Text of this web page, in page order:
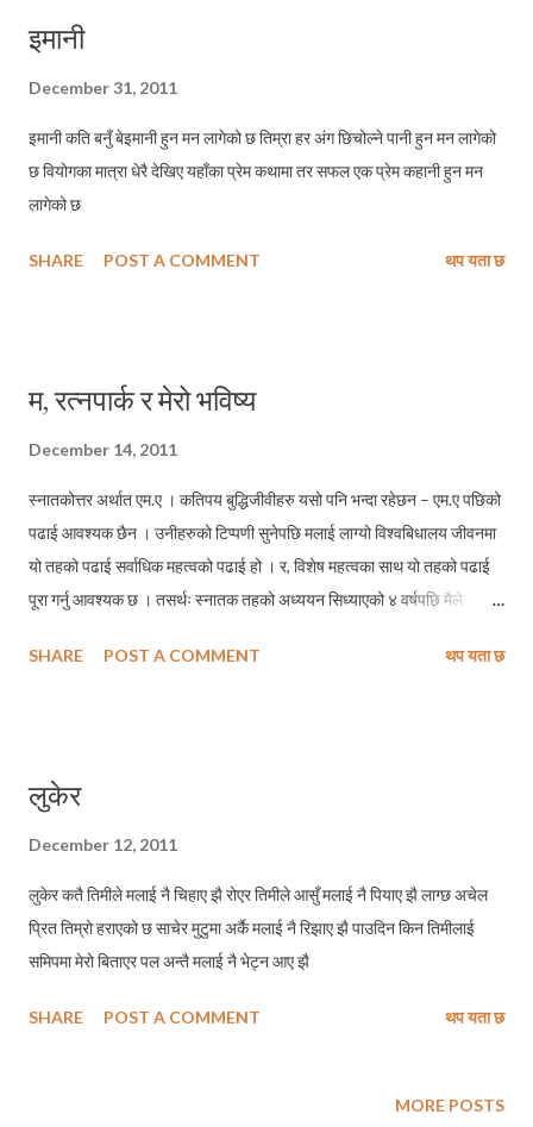
इमानी
December 31, 2011
इमानी कति बनुँ बेइमानी हुन मन लागेको छ तिम्रा हर अंग छिचोल्ने पानी हुन मन लागेको
छ वियोगका मात्रा धेरै देखिए यहाँका प्रेम कथामा तर सफल एक प्रेम कहानी हुन मन
लागेको छ
SHARE POST A COMMENT थप यता छ
म, रत्नपार्क र मेरो भविष्य
December 14, 2011
स्नातकोत्तर अर्थात एम.ए । कतिपय बुद्धिजीवीहरु यसो पनि भन्दा रहेछन – एम.ए पछिको
पढाई आवश्यक छैन । उनीहरुको टिप्पणी सुनेपछि मलाई लाग्यो विश्वबिधालय जीवनमा
यो तहको पढाई सर्वाधिक महत्वको पढाई हो । र, विशेष महत्वका साथ यो तहको पढाई
पूरा गर्नु आवश्यक छ । तसर्थः स्नातक तहको अध्ययन सिध्याएको ४ वर्षपछि मैले
गरेँ । लागेको थियो – मसँगै पढ्नेहरु दुईचार साल कमका होलान, मेरो उमेरको
बुढो भन्ने चिन्ता त्यो दिनदेखि रहेन । चालीस कटेकाहरु भएको ठाउँमा म बबुरो २६ मा
। पहिलो दिनमै मलाई कक्षाको वातावरण कत्ति पनि रुचीकर लागेन । अगाडि
प्राध्यापकको लेक्...
SHARE POST A COMMENT थप यता छ
लुकेर
December 12, 2011
लुकेर कतै तिमीले मलाई नै चिहाए झै रोएर तिमीले आसुँ मलाई नै पियाए झै लाग्छ अचेल
प्रित तिम्रो हराएको छ साचेर मुटुमा अर्कै मलाई नै रिझाए झै पाउदिन किन तिमीलाई
समिपमा मेरो बिताएर पल अन्तै मलाई नै भेट्न आए झै
SHARE POST A COMMENT थप यता छ
MORE POSTS